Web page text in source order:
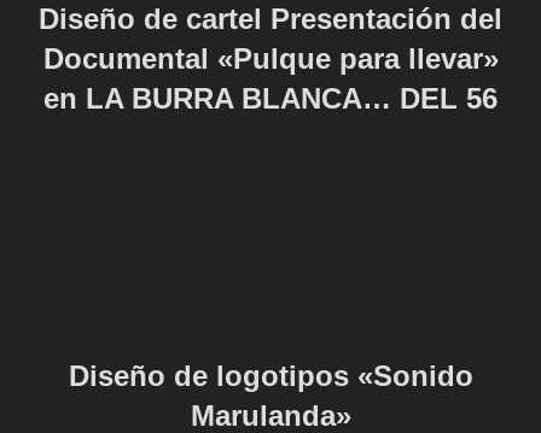
Diseño de cartel Presentación del
Documental «Pulque para llevar»
en LA BURRA BLANCA… DEL 56
Diseño de logotipos «Sonido
Marulanda»